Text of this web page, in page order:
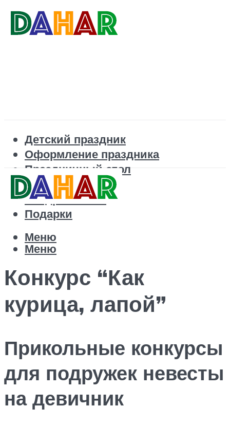
Детский праздник
Оформление праздника
Праздничный стол
Корпоратив
Поздравления
Подарки
Меню
Меню
Конкурс “Как
курица, лапой”
Прикольные конкурсы
для подружек невесты
на девичник